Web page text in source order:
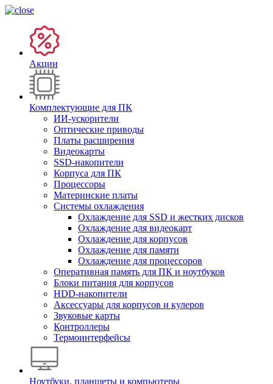
Акции
Комплектующие для ПК
ИИ-ускорители
Оптические приводы
Платы расширения
Видеокарты
SSD-накопители
Корпуса для ПК
Процессоры
Материнские платы
Системы охлаждения
Охлаждение для SSD и жестких дисков
Охлаждение для видеокарт
Охлаждение для корпусов
Охлаждение для памяти
Охлаждение для процессоров
Оперативная память для ПК и ноутбуков
Блоки питания для корпусов
HDD-накопители
Аксессуары для корпусов и кулеров
Звуковые карты
Контроллеры
Термоинтерфейсы
Ноутбуки, планшеты и компьютеры